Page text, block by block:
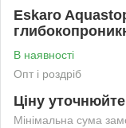
Eskaro
В наявності
Опт і роздріб
Ціну уточнюйте
Мінімальна сума